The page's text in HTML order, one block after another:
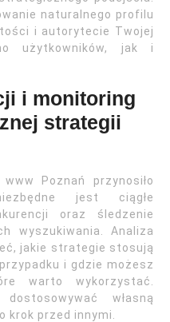
naturalnego profilu
i autorytecie Twojej
użytkowników, jak i
i monitoring
strategii
Poznań przynosiło
jest ciągłe
oraz śledzenie
wyszukiwania. Analiza
jakie strategie stosują
i gdzie możesz
warto wykorzystać.
własną
krok przed innymi.